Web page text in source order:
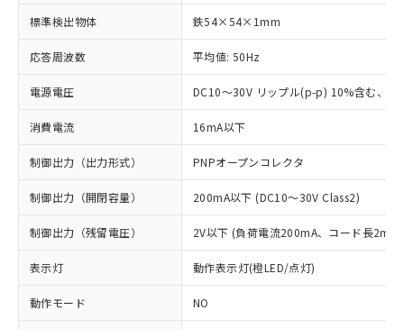
標準検出物体 鉄54×54×1mm
応答周波数 平均値: 50Hz
電源電圧 DC10～30V リップル(p-p) 10%含む、
消費電流 16mA以下
制御出力（出力形式） PNPオープンコレクタ
制御出力（開閉容量） 200mA以下 (DC10～30V Class2)
制御出力（残留電圧） 2V以下 (負荷電流200mA、コード長2m時
表示灯 動作表示灯(橙LED/点灯)
動作モード NO